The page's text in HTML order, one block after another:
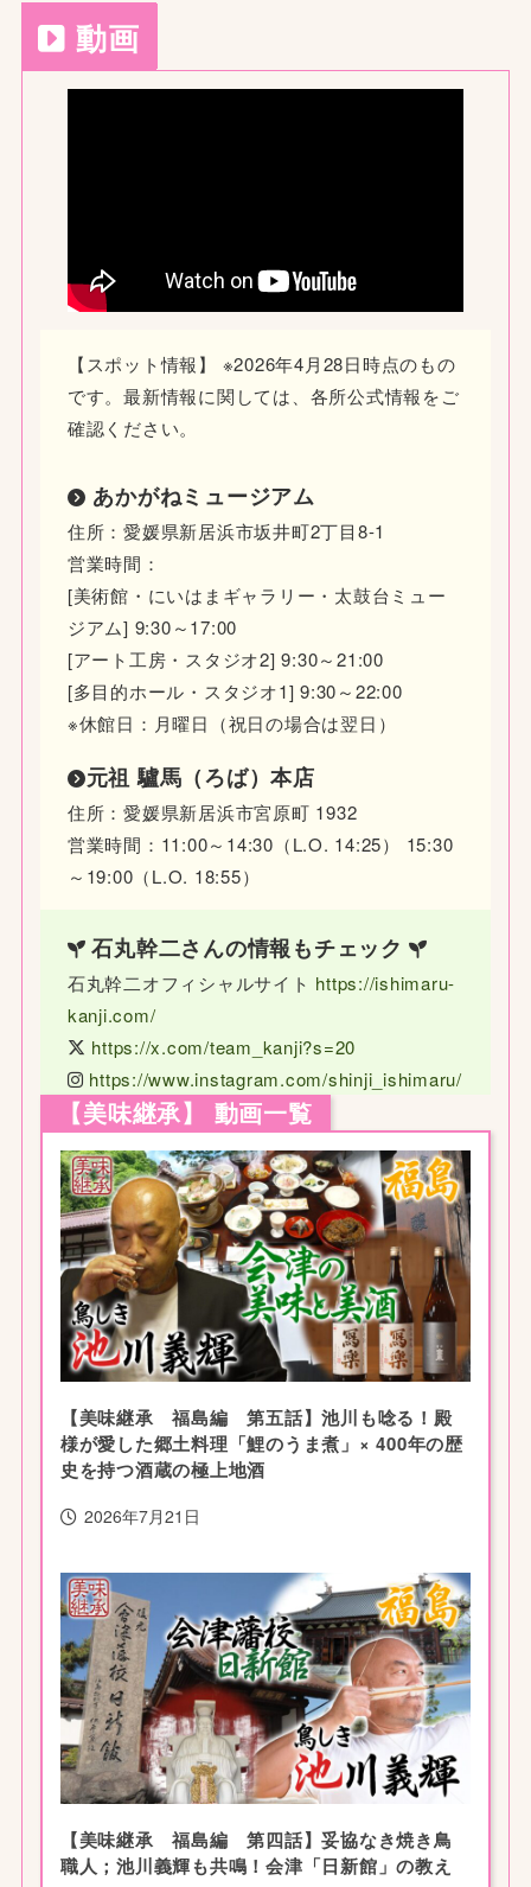
動画
【スポット情報】 ※2026年4月28日時点のもの
です。最新情報に関しては、各所公式情報をご
確認ください。
あかがねミュージアム
住所：愛媛県新居浜市坂井町2丁目8-1
営業時間：
[美術館・にいはまギャラリー・太鼓台ミュー
ジアム] 9:30～17:00
[アート工房・スタジオ2] 9:30～21:00
[多目的ホール・スタジオ1] 9:30～22:00
※休館日：月曜日（祝日の場合は翌日）
元祖 驢馬（ろば）本店
住所：愛媛県新居浜市宮原町 1932
営業時間：11:00～14:30（L.O. 14:25） 15:30
～19:00（L.O. 18:55）
石丸幹二さんの情報もチェック
石丸幹二オフィシャルサイト https://ishimaru-
kanji.com/
https://x.com/team_kanji?s=20
https://www.instagram.com/shinji_ishimaru/
【美味継承】 動画一覧
【美味継承 福島編 第五話】池川も唸る！殿
様が愛した郷土料理「鯉のうま煮」× 400年の歴
史を持つ酒蔵の極上地酒
2026年7月21日
【美味継承 福島編 第四話】妥協なき焼き鳥
職人；池川義輝も共鳴！会津「日新館」の教え